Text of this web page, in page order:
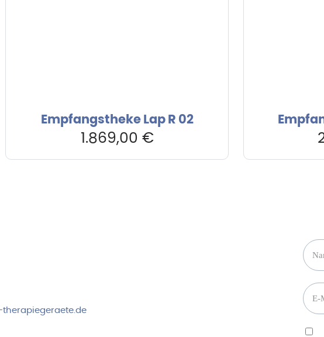
Empfangstheke Lap R 02
1.869,00 €